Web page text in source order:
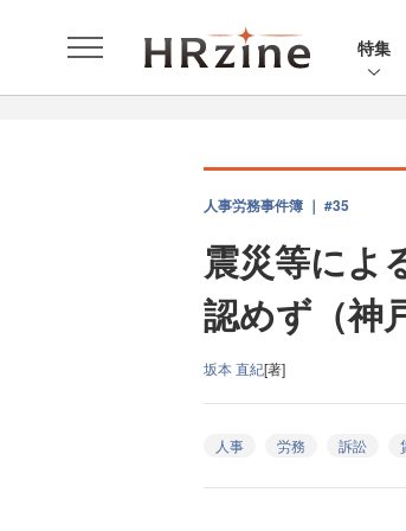
特集
人事労務事件簿 ｜ #35
震災等によ
認めず（神
坂本 直紀[著]
人事 労務 訴訟